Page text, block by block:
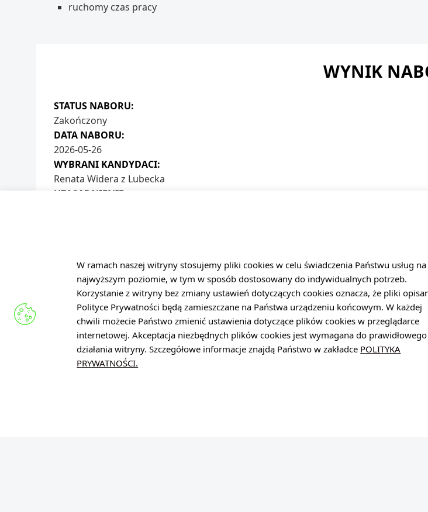
W ramach naszej witryny stosujemy pliki cookies w celu świadczenia Państwu usług na
najwyższym poziomie, w tym w sposób dostosowany do indywidualnych potrzeb.
Korzystanie z witryny bez zmiany ustawień dotyczących cookies oznacza, że pliki
Polityce Prywatności będą zamieszczane na Państwa urządzeniu końcowym. W każdej
chwili możecie Państwo zmienić ustawienia dotyczące plików cookies w przeglądarce
internetowej. Akceptacja niezbędnych plików cookies jest wymagana do prawidłowego
działania witryny. Szczegółowe informacje znajdą Państwo w zakładce POLITYKA
PRYWATNOŚCI.
ruchomy czas pracy
WYNIK
STATUS NABORU:
Zakończony
DATA NABORU:
2026-05-26
WYBRANI KANDYDACI:
Renata Widera z Lubecka
UZASADNIENIE:
APLIKUJ TERAZ POWRÓT DO LISTY OFERT